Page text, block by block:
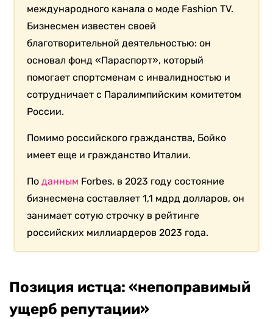
международного канала о моде Fashion TV.
Бизнесмен известен своей
благотворительной деятельностью: он
основал фонд «Параспорт», который
помогает спортсменам с инвалидностью и
сотрудничает с Паралимпийским комитетом
России.
Помимо российского гражданства, Бойко
имеет еще и гражданство Италии.
Поданным Forbes, в 2023 году состояние
бизнесмена составляет 1,1 мдрд долларов, он
занимает сотую строчку в рейтинге
российских миллиардеров 2023 года.
Позиция истца: «непоправимый
ущерб репутации»